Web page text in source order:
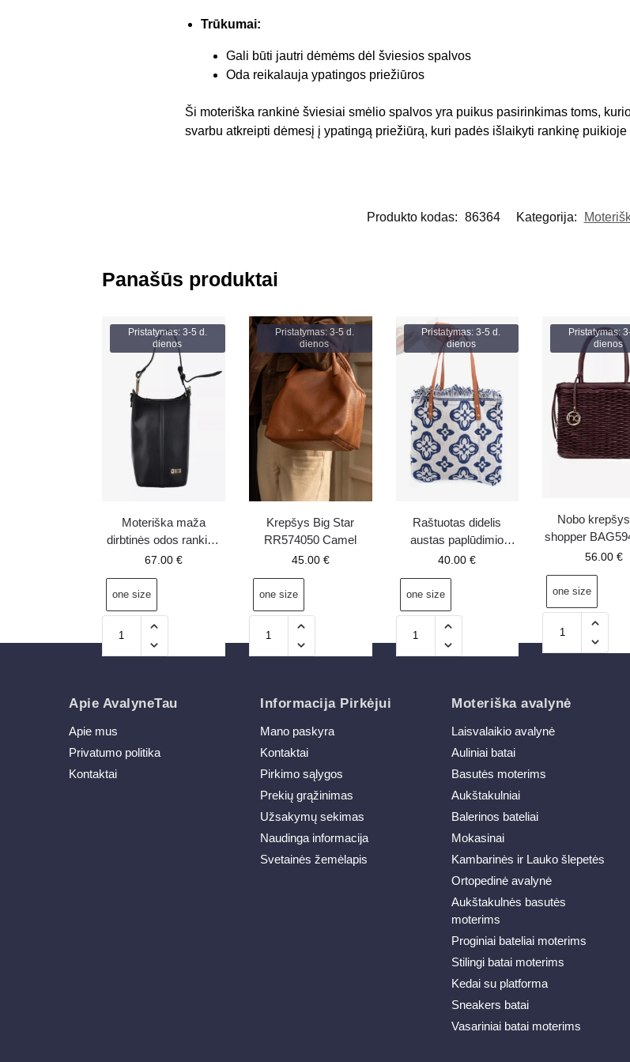
Trūkumai:
Gali būti jautri dėmėms dėl šviesios spalvos
Oda reikalauja ypatingos priežiūros
Ši moteriška rankinė šviesiai smėlio spalvos yra puikus pasirinkimas toms,
svarbu atkreipti dėmesį į ypatingą priežiūrą, kuri padės išlaikyti rankinę puikioje
Produkto kodas: 86364 Kategorija:
Panašūs produktai
Pristatymas: 3-5 d.
dienos
Moteriška maža
dirbtinės odos rankinė
Big Star OO574133
67.00 €
one size
Pristatymas: 3-5 d.
dienos
Krepšys Big Star
RR574050 Camel
45.00 €
one size
Pristatymas: 3-5 d.
dienos
Raštuotas didelis
austas paplūdimio
krepšys baltas Sadhara
40.00€
one size
Pristatymas:
dienos
Nobo
shopper
tamsiai56.00€
one size
Apie AvalyneTau
Apie mus
Privatumo politika
Kontaktai
Informacija Pirkėjui
Mano paskyra
Kontaktai
Pirkimo sąlygos
Prekių grąžinimas
Užsakymų sekimas
Naudinga informacija
Svetainės žemėlapis
Moteriška avalynė
Laisvalaikio avalynė
Auliniai batai
Basutės moterims
Aukštakulniai
Balerinos bateliai
Mokasinai
Kambarinės ir Lauko šlepetės
Ortopedinė avalynė
Aukštakulnės basutės
moterims
Proginiai bateliai moterims
Stilingi batai moterims
Kedai su platforma
Sneakers batai
Vasariniai batai moterims